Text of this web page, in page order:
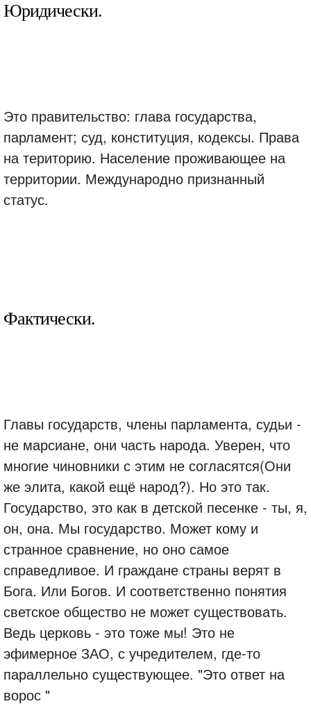
Юридически.
Это правительство: глава государства,
парламент; суд, конституция, кодексы. Права
на територию. Население проживающее на
территории. Международно признанный
статус.
Фактически.
Главы государств, члены парламента, судьи -
не марсиане, они часть народа. Уверен, что
многие чиновники с этим не согласятся(Они
же элита, какой ещё народ?). Но это так.
Государство, это как в детской песенке - ты, я,
он, она. Мы государство. Может кому и
странное сравнение, но оно самое
справедливое. И граждане страны верят в
Бога. Или Богов. И соответственно понятия
светское общество не может существовать.
Ведь церковь - это тоже мы! Это не
эфимерное ЗАО, с учредителем, где-то
параллельно существующее. "Это ответ на
ворос "